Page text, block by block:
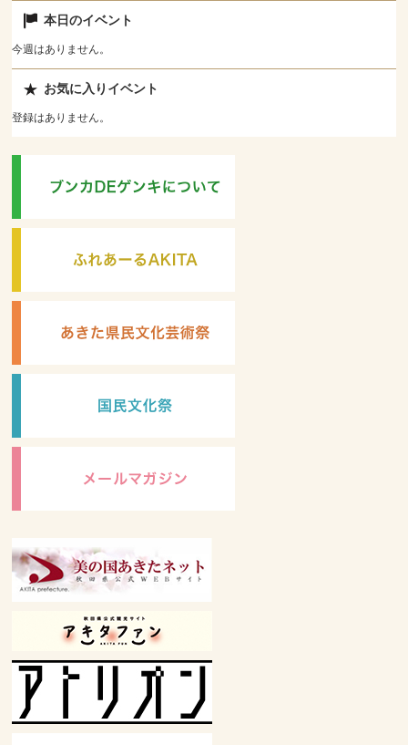
本日のイベント
今週はありません。
お気に入りイベント
登録はありません。